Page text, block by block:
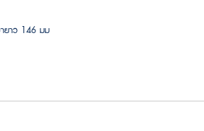
ยาว 146 มม